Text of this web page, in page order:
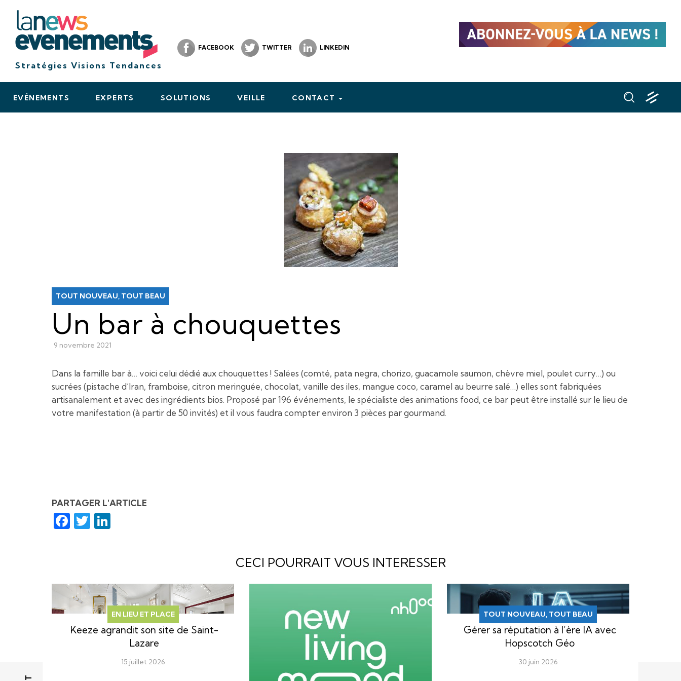
Stratégies Visions Tendances
FACEBOOK TWITTER LINKEDIN
EVÉNEMENTS EXPERTS SOLUTIONS VEILLE CONTACT
TOUT NOUVEAU, TOUT BEAU
Un bar à chouquettes
9 novembre 2021
Dans la famille bar à… voici celui dédié aux chouquettes ! Salées (comté, pata negra, chorizo, guacamole saumon, chèvre miel, poulet curry…) ou
sucrées (pistache d’Iran, framboise, citron meringuée, chocolat, vanille des iles, mangue coco, caramel au beurre salé…) elles sont fabriquées
artisanalement et avec des ingrédients bios. Proposé par 196 événements, le spécialiste des animations food, ce bar peut être installé sur le lieu de
votre manifestation (à partir de 50 invités) et il vous faudra compter environ 3 pièces par gourmand.
PARTAGER L'ARTICLE
Facebook
Twitter
CECI POURRAIT VOUS INTERESSER
EN LIEU ET PLACE
Keeze agrandit son site de Saint-
Lazare
15 juillet 2026
TOUT NOUVEAU, TOUT BEAU
Gérer sa réputation à l’ère IA avec
Hopscotch Géo
30 juin 2026